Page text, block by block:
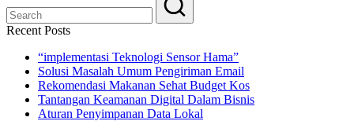
Recent Posts
“implementasi Teknologi Sensor Hama”
Solusi Masalah Umum Pengiriman Email
Rekomendasi Makanan Sehat Budget Kos
Tantangan Keamanan Digital Dalam Bisnis
Aturan Penyimpanan Data Lokal